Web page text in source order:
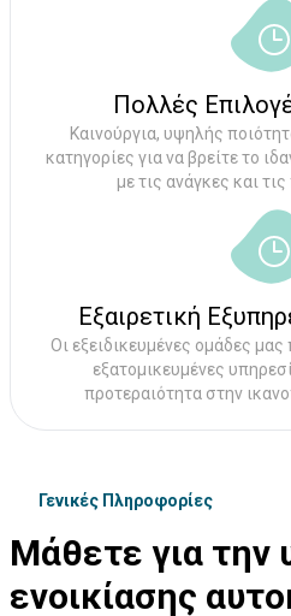
Πολλές
Καινούργια, υψηλής
κατηγορίες για να βρείτε το
με τις ανάγκες και
Εξαιρετική
Οι εξειδικευμένες ομάδες
εξατομικευμένες
προτεραιότητα στην
Γενικές Πληροφορίες
Μάθετε για την
ενοικίασης